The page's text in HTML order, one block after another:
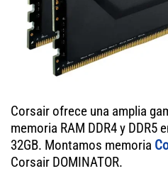
Corsair ofrece una amplia
memoria RAM DDR4 y DDR5
32GB. Montamos memoria
Corsair DOMINATOR.